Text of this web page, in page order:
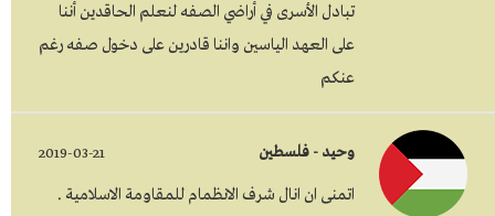
تبادل الأسرى في أراضي الصفه لنعلم الحاقدين أننا
على العهد الياسين واننا قادرين على دخول صفه رغم
عنكم
وحيد - فلسطين 2019-03-21
اتمنى ان انال شرف الانظمام للمقاومة الاسلامية .